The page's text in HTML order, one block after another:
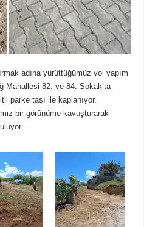
adına yürüttüğümüz yol yapım
Mahallesi 82. ve 84. Sokak’ta
parke taşı ile kaplanıyor.
bir görünüme kavuşturarak